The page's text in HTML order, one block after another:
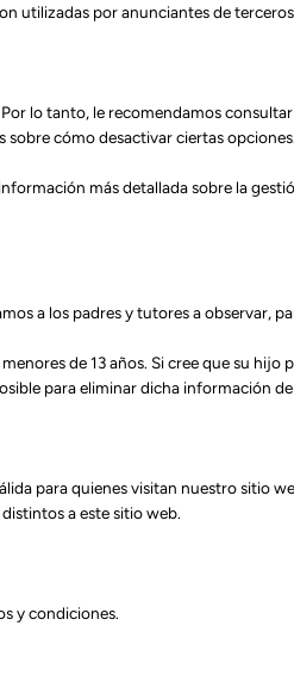
utilizadas por anunciantes de
lo tanto, le recomendamos
cómo desactivar ciertas opciones.
más detallada sobre la
a los padres y tutores a observar,
de 13 años. Si cree que su
para eliminar dicha información
para quienes visitan nuestro
a este sitio web.
y condiciones.